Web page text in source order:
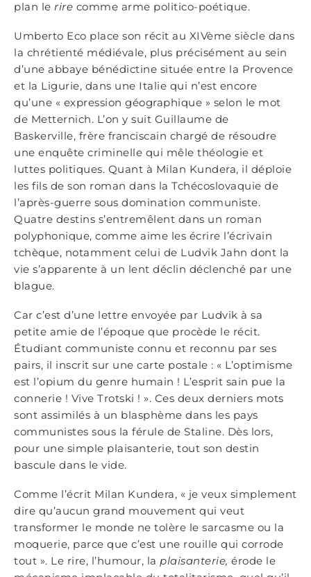
plan le rire comme arme politico-poétique.
Umberto Eco place son récit au XIVème siècle dans
la chrétienté médiévale, plus précisément au sein
d’une abbaye bénédictine située entre la Provence
et la Ligurie, dans une Italie qui n’est encore
qu’une « expression géographique » selon le mot
de Metternich. L’on y suit Guillaume de
Baskerville, frère franciscain chargé de résoudre
une enquête criminelle qui mêle théologie et
luttes politiques. Quant à Milan Kundera, il déploie
les fils de son roman dans la Tchécoslovaquie de
l’après-guerre sous domination communiste.
Quatre destins s’entremêlent dans un roman
polyphonique, comme aime les écrire l’écrivain
tchèque, notamment celui de Ludvik Jahn dont la
vie s’apparente à un lent déclin déclenché par une
blague.
Car c’est d’une lettre envoyée par Ludvik à sa
petite amie de l’époque que procède le récit.
Étudiant communiste connu et reconnu par ses
pairs, il inscrit sur une carte postale : « L’optimisme
est l’opium du genre humain ! L’esprit sain pue la
connerie ! Vive Trotski ! ». Ces deux derniers mots
sont assimilés à un blasphème dans les pays
communistes sous la férule de Staline. Dès lors,
pour une simple plaisanterie, tout son destin
bascule dans le vide.
Comme l’écrit Milan Kundera, « je veux simplement
dire qu’aucun grand mouvement qui veut
transformer le monde ne tolère le sarcasme ou la
moquerie, parce que c’est une rouille qui corrode
tout ». Le rire, l’humour, la plaisanterie, érode le